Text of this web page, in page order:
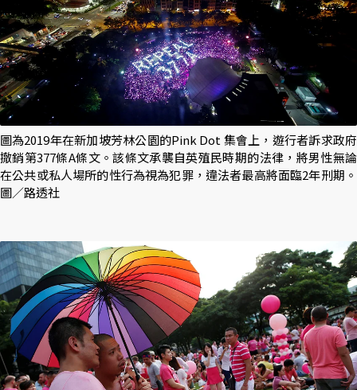
圖為2019年在新加坡芳林公園的Pink Dot 集會上，遊行者訴求政府
撤銷第377條A條文。該條文承襲自英殖民時期的法律，將男性無論
在公共或私人場所的性行為視為犯罪，違法者最高將面臨2年刑期。
圖／路透社